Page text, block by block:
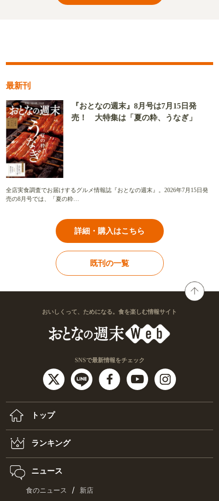
最新刊
『おとなの週末』8月号は7月15日発
売！ 大特集は「夏の粋、うなぎ」
全店実食調査でお届けするグルメ情報誌『おとなの週末』。2026年7月15日発
売の8月号では、「夏の粋…
詳細・購入はこちら
既刊の一覧
おいしくって、ためになる。食を楽しむ情報サイト
SNSで最新情報をチェック
トップ
ランキング
ニュース
食のニュース / 新店